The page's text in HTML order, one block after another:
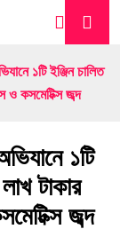
১টি ইঞ্জিন চালিত
ও কসমেটিক্স জব্দ
১টি
টাকার
জব্দ